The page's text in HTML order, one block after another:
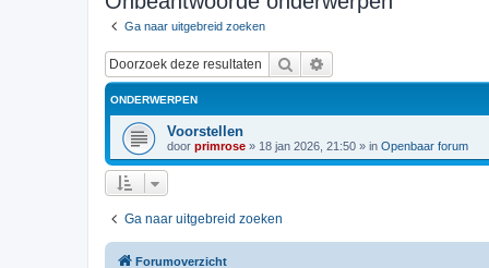
Ga naar uitgebreid zoeken
Zoek
ONDERWERPEN
Voorstellen
door primrose » 18 jan 2026, 21:50 » in Openbaar forum
Ga naar uitgebreid zoeken
Forumoverzicht